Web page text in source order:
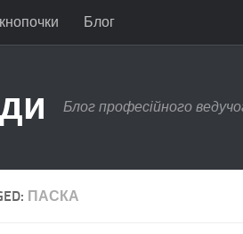
Блог
Блог професійного
ПАСКА